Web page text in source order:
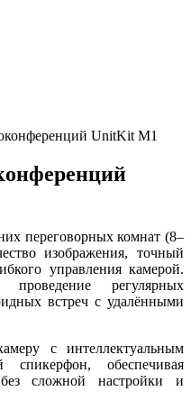
UnitKit M1
переговорных комнат (8–
изображения, точный
управления камерой.
регулярных
встреч с удалёнными
с интеллектуальным
спикерфон, обеспечивая
сложной настройки и